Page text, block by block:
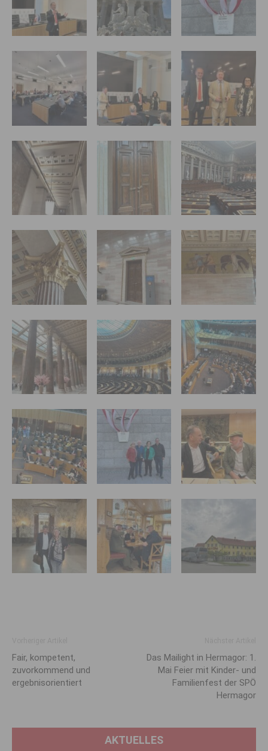
Fair, kompetent,
zuvorkommend und
ergebnisorientiert
Das Mailight in Hermagor: 1.
Mai Feier mit Kinder- und
Familienfest der SPÖ
Hermagor
AKTUELLES